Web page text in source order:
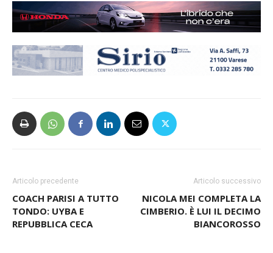
Articolo precedente
COACH PARISI A TUTTO
TONDO: UYBA E
REPUBBLICA CECA
Articolo successivo
NICOLA MEI COMPLETA LA
CIMBERIO. È LUI IL DECIMO
BIANCOROSSO